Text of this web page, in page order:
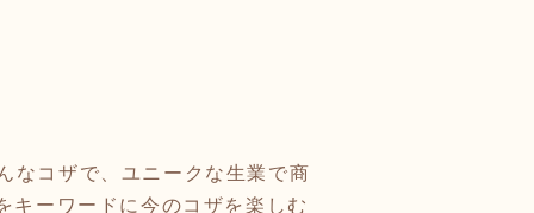
なコザで、ユニークな生業で商
キーワードに今のコザを楽しむ